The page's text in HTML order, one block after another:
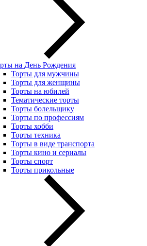
на День Рождения
Торты для мужчины
Торты для женщины
Торты на юбилей
Тематические торты
Торты болельщику
Торты по профессиям
Торты хобби
Торты техника
Торты в виде транспорта
Торты кино и сериалы
Торты спорт
Торты прикольные